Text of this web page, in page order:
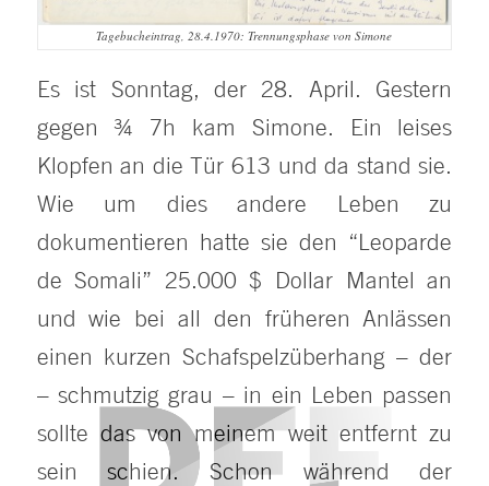
Tagebucheintrag, 28.4.1970: Trennungsphase von Simone
Es ist Sonntag, der 28. April. Gestern
gegen ¾ 7h kam Simone. Ein leises
Klopfen an die Tür 613 und da stand sie.
Wie um dies andere Leben zu
dokumentieren hatte sie den “Leoparde
de Somali” 25.000 $ Dollar Mantel an
und wie bei all den früheren Anlässen
einen kurzen Schafspelzüberhang – der
– schmutzig grau – in ein Leben passen
sollte das von meinem weit entfernt zu
sein schien. Schon während der